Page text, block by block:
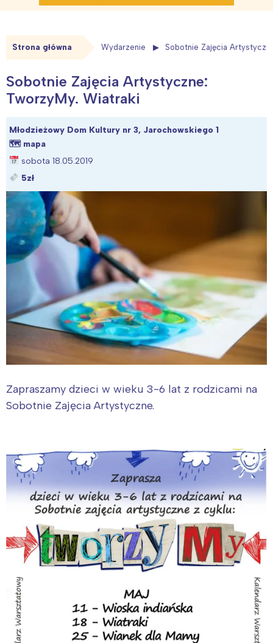
Strona główna Wydarzenie Sobotnie Zajęcia
Sobotnie Zajęcia Artystyczne:
TworzyMy. Wiatraki
Młodzieżowy Dom Kultury nr 3, Jarochowskiego 1
🗺 mapa
sobota 18.05.2019
5zł
Zapraszamy dzieci w wieku 3-6 lat z rodzicami na
Sobotnie Zajęcia Artystyczne.